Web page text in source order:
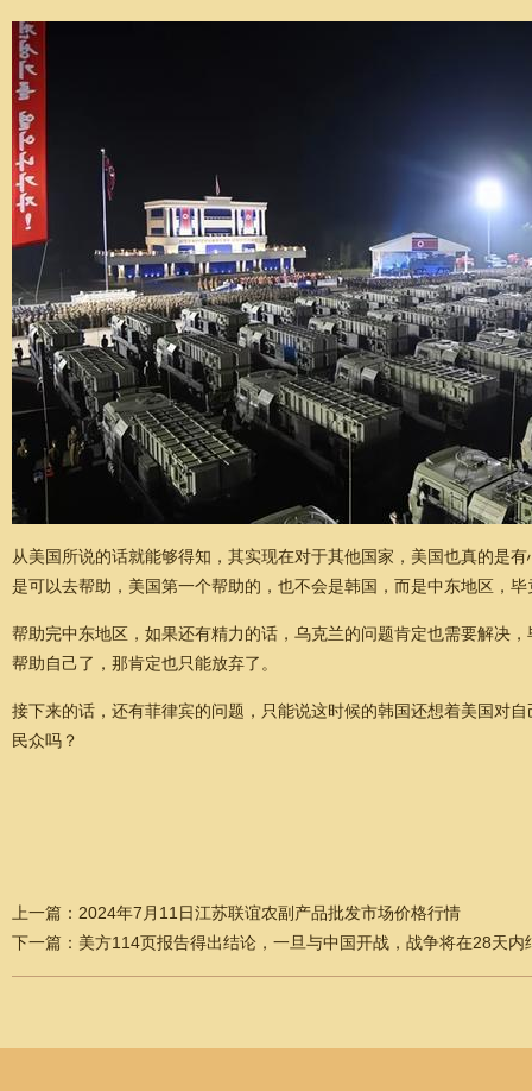
从美国所说的话就能够得知，其实现在对于其他国家，美国也真的是
是可以去帮助，美国第一个帮助的，也不会是韩国，而是中东地区，
帮助完中东地区，如果还有精力的话，乌克兰的问题肯定也需要解决
帮助自己了，那肯定也只能放弃了。
接下来的话，还有菲律宾的问题，只能说这时候的韩国还想着美国对
民众吗？
上一篇： 2024年7月11日江苏联谊农副产品批发市场价格行情
下一篇： 美方114页报告得出结论，一旦与中国开战，战争将在28天内